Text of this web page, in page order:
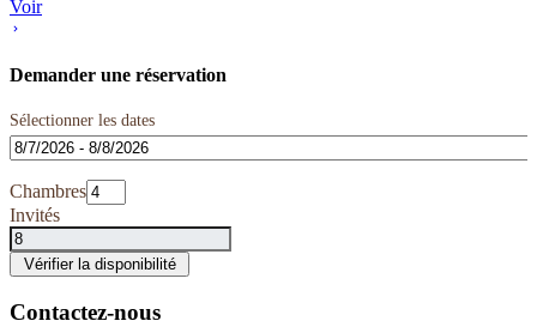
Voir
Demander une réservation
Sélectionner les dates
Chambres
Invités
Vérifier la disponibilité
Contactez-nous